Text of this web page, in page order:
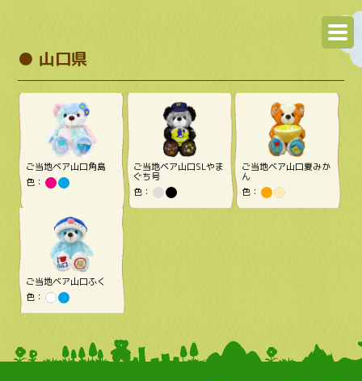
● 山口県
ご当地ベア山口角島
色：
ご当地ベア山口SLやま
ぐち号
色：
ご当地ベア山口夏みか
ん
色：
ご当地ベア山口ふく
色：